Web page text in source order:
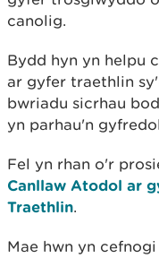
canolig.
Bydd hyn yn helpu
ar gyfer traethlin
bwriadu sicrhau
yn parhau'n
Fel yn rhan o'r
Canllaw Atodol ar
Traethlin.
Mae hwn yn